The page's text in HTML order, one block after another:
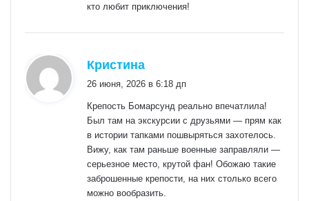
кто любит приключения!
Кристина
26 июня, 2026 в 6:18 дп
Крепость Бомарсунд реально впечатлила!
Был там на экскурсии с друзьями — прям как
в истории тапками пошвыряться захотелось.
Вижу, как там раньше военные заправляли —
серьезное место, крутой фан! Обожаю такие
заброшенные крепости, на них столько всего
можно вообразить.